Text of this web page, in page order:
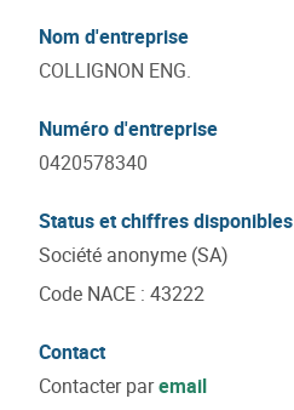
Nom d'entreprise
COLLIGNON ENG.
Numéro d'entreprise
0420578340
Status et chiffres disponibles
Société anonyme (SA)
Code NACE : 43222
Contact
Contacter paremail